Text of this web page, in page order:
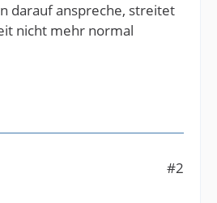
darauf anspreche, streitet
nicht mehr normal
#2